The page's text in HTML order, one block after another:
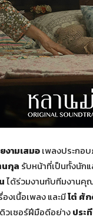
งามเสมอเพลงประกอ
กุล รับหน้าที่เป็นทั้งนัก
ได้ร่วมงานกับทีมงานคุ
งเนื้อเพลง และมีโต๋ ศั
วเซอร์ฝีมือดีอย่างประ